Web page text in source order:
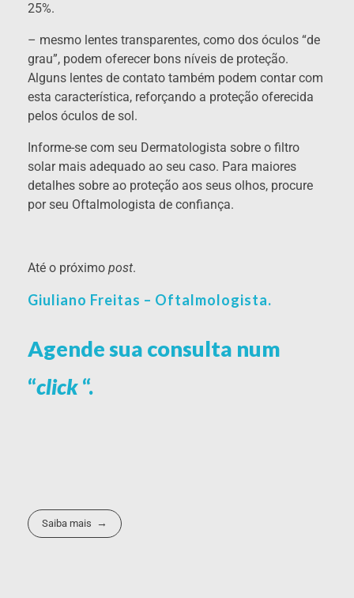
25%.
– mesmo lentes transparentes, como dos óculos “de
grau”, podem oferecer bons níveis de proteção.
Alguns lentes de contato também podem contar com
esta característica, reforçando a proteção oferecida
pelos óculos de sol.
Informe-se com seu Dermatologista sobre o filtro
solar mais adequado ao seu caso. Para maiores
detalhes sobre ao proteção aos seus olhos, procure
por seu Oftalmologista de confiança.
Até o próximo post.
Giuliano Freitas – Oftalmologista.
Agende sua consulta num
“click“.
Saiba mais